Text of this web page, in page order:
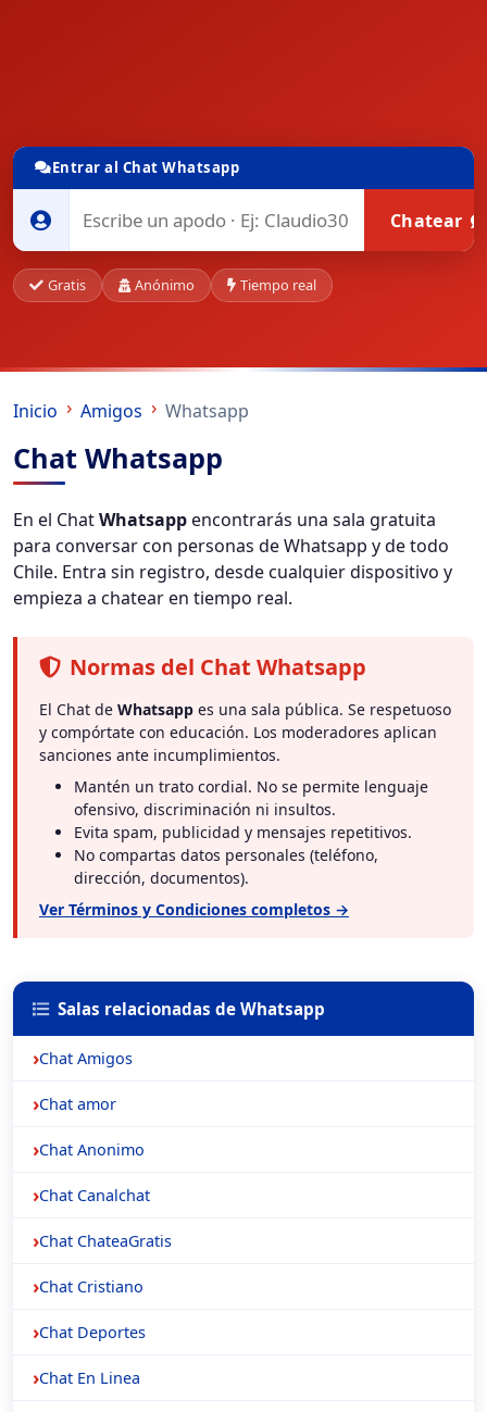
Entrar al Chat Whatsapp
Chatear
Gratis Anónimo Tiempo real
Inicio Amigos Whatsapp
Chat Whatsapp
En el ChatWhatsappencontrarás una sala gratuita
para conversar con personas de Whatsapp y de todo
Chile. Entra sin registro, desde cualquier dispositivo y
empieza a chatear en tiempo real.
Normas del Chat Whatsapp
El Chat de Whatsapp es una sala pública. Se respetuoso
y compórtate con educación. Los moderadores aplican
sanciones ante incumplimientos.
Mantén un trato cordial. No se permite lenguaje
ofensivo, discriminación ni insultos.
Evita spam, publicidad y mensajes repetitivos.
No compartas datos personales (teléfono,
dirección, documentos).
Ver Términos y Condiciones completos →
Salas relacionadas de Whatsapp
Chat Amigos
Chat amor
Chat Anonimo
Chat Canalchat
Chat ChateaGratis
Chat Cristiano
Chat Deportes
Chat En Linea